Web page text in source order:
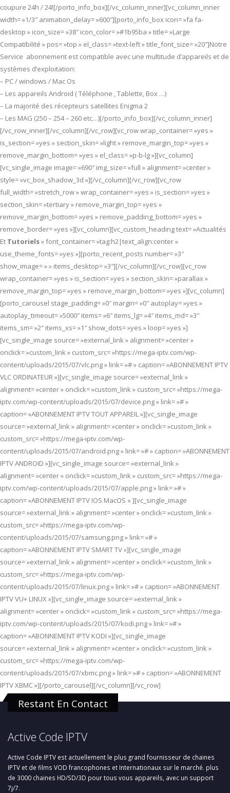
coupure 24h / 24![/porto_info_box][/vc_column_inner][vc_column_inner
width= »1/3″ animation_delay= »600″][porto_info_box icon= »fa fa-
desktop » icon_size= »38″ icon_color= »#1b95ba » title= »Large
Compatibilité » pos= »top » el_class= »text-left » title_font_size= »20″]Notre
Service abonnement est compatible avec une multitude d’appareils et de
systèmes d’exploitation:
– PC / windows / Mac Os
– Les appareils Android ( Téléphone , Tablette, Box …)
– La majorité des récepteurs satellites Enigma 2
– Les MAG (250 – 254 – 260 etc…)[/porto_info_box][/vc_column_inner]
[/vc_row_inner][/vc_column][/vc_row][vc_row wrap_container= »yes »
is_section= »yes » section_skin= »light » remove_margin_top= »yes »
remove_margin_bottom= »yes » el_class= »p-b-lg »][vc_column]
[vc_single_image image= »690″ img_size= »full » alignment= »center »
style= »vc_box_shadow_3d »][/vc_column][/vc_row][vc_row
full_width= »stretch_row » wrap_container= »yes » is_section= »yes »
section_skin= »tertiary » remove_margin_top= »yes »
remove_margin_bottom= »yes » remove_padding_bottom= »yes »
remove_border= »yes »][vc_column][vc_custom_heading text= »Actualités
Et Tutoriels» font_container= »tag:h2|text_align:center »
use_theme_fonts= »yes »][porto_recent_posts number= »3″
show_image= » » items_desktop= »3″][/vc_column][/vc_row][vc_row
wrap_container= »yes » is_section= »yes » section_skin= »parallax »
remove_margin_top= »yes » remove_margin_bottom= »yes »][vc_column]
[porto_carousel stage_padding= »0″ margin= »0″ autoplay= »yes »
autoplay_timeout= »5000″ items= »6″ items_lg= »4″ items_md= »3″
items_sm= »2″ items_xs= »1″ show_dots= »yes » loop= »yes »]
[vc_single_image source= »external_link » alignment= »center »
onclick= »custom_link » custom_src= »https://mega-iptv.com/wp-
content/uploads/2015/07/vlc.png » link= »# » caption= »ABONNEMENT IPTV
VLC ORDINATEUR »][vc_single_image source= »external_link »
alignment= »center » onclick= »custom_link » custom_src= »https://mega-
iptv.com/wp-content/uploads/2015/07/device.png » link= »# »
caption= »ABONNEMENT IPTV TOUT APPAREIL »][vc_single_image
source= »external_link » alignment= »center » onclick= »custom_link »
custom_src= »https://mega-iptv.com/wp-
content/uploads/2015/07/android.png » link= »# » caption= »ABONNEMENT
IPTV ANDROID »][vc_single_image source= »external_link »
alignment= »center » onclick= »custom_link » custom_src= »https://mega-
iptv.com/wp-content/uploads/2015/07/apple.png » link= »# »
caption= »ABONNEMENT IPTV IOS MacOS « ][vc_single_image
source= »external_link » alignment= »center » onclick= »custom_link »
custom_src= »https://mega-iptv.com/wp-
content/uploads/2015/07/samsung.png » link= »# »
caption= »ABONNEMENT IPTV SMART TV »][vc_single_image
source= »external_link » alignment= »center » onclick= »custom_link »
custom_src= »https://mega-iptv.com/wp-
content/uploads/2015/07/linux.png » link= »# » caption= »ABONNEMENT
IPTV VU+ LINUX »][vc_single_image source= »external_link »
alignment= »center » onclick= »custom_link » custom_src= »https://mega-
iptv.com/wp-content/uploads/2015/07/kodi.png » link= »# »
caption= »ABONNEMENT IPTV KODI »][vc_single_image
source= »external_link » alignment= »center » onclick= »custom_link »
custom_src= »https://mega-iptv.com/wp-
content/uploads/2015/07/xbmc.png » link= »# » caption= »ABONNEMENT
IPTV XBMC »][/porto_carousel][/vc_column][/vc_row]
Restant En Contact
Active Code IPTV
Active Code IPTV est actuellement le plus grand fournisseur de chaines
IPTV et de films VOD francophones et Internationaux sur le marché. plus
de 3000 chaines HD/SD/3D pour tous vous appareils, avec un support
7j/7.